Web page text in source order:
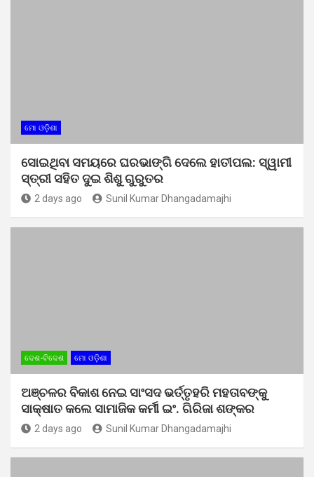
ମୋ ଓଡ଼ିଶା
ସୋଇଥିବା ସମୟରେ ଘରଭାଙ୍ଗି ଦେଲେ ହାତୀପଲ: ସ୍ୱାମୀ
ସ୍ତ୍ରୀ ସହିତ ଦୁଇ ଶିଶୁ ଗୁରୁତର
2 days ago Sunil Kumar Dhangadamajhi
ଦେଶ-ବିଦେଶ ମୋ ଓଡ଼ିଶା
ଅଞ୍ଚଳର ବିକାଶ ନେଇ ସାଂସଦ ଭର୍ତ୍ତୃହରି ମହତାବଙ୍କୁ
ସାକ୍ଷାତ କଲେ ସାମାଜିକ କର୍ମୀ ଇଂ. ଗିରିଜା ଶଙ୍କର
2 days ago Sunil Kumar Dhangadamajhi